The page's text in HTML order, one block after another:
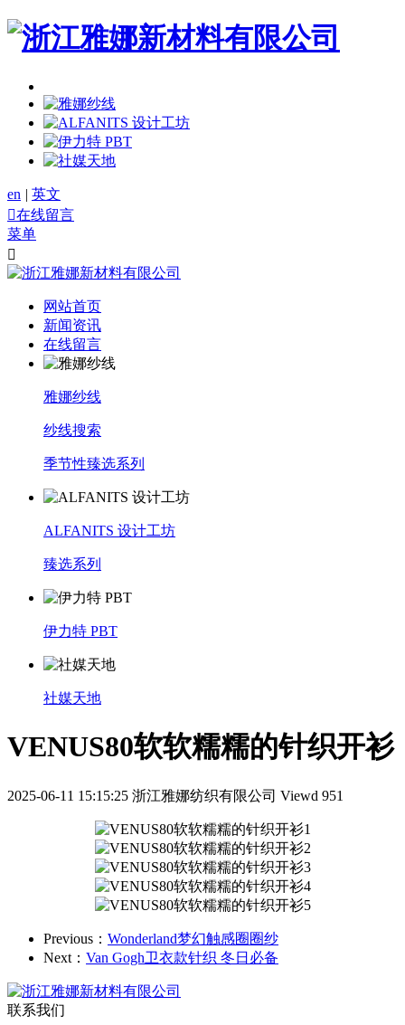
en | 英文
在线留言
菜单

网站首页
新闻资讯
在线留言
雅娜纱线
纱线搜索
季节性臻选系列
ALFANITS 设计工坊
臻选系列
伊力特 PBT
社媒天地
VENUS80软软糯糯的针织开衫
2025-06-11 15:15:25 浙江雅娜纺织有限公司 Viewd 951
Previous： Wonderland梦幻触感圈圈纱
Next： Van Gogh卫衣款针织 冬日必备
联系我们